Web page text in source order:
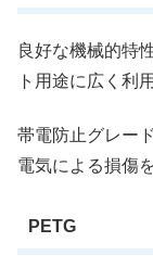
良好な機械的特
ト用途に広く利
帯電防止グレー
電気による損傷
PETG